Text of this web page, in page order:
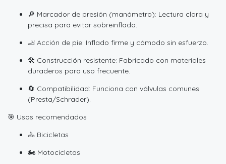
🔎 Marcador de presión (manómetro): Lectura clara y
precisa para evitar sobreinflado.
🦶 Acción de pie: Inflado firme y cómodo sin esfuerzo.
🛠️ Construcción resistente: Fabricado con materiales
duraderos para uso frecuente.
🔄 Compatibilidad: Funciona con válvulas comunes
(Presta/Schrader).
🎯 Usos recomendados
🚴 Bicicletas
🏍️ Motocicletas